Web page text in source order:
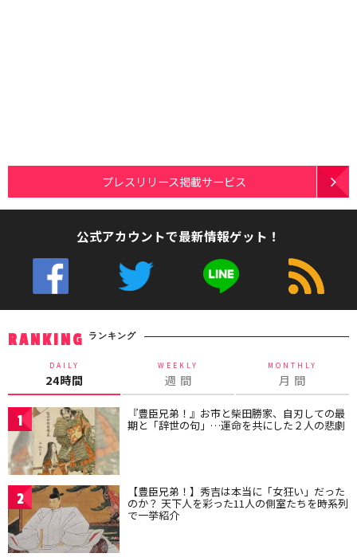
プレスリリース掲載サービス
公式アカウントで最新情報ゲット！
RANKING ランキング
DAILY
24時間
WEEKLY
週 間
MONTHLY
月 間
1 『豊臣兄弟！』お市と柴田勝家、自刃しての最
期と「辞世の句」…運命を共にした２人の悲劇
2 【豊臣兄弟！】秀吉は本当に「女狂い」だった
のか？ 天下人を彩った11人の側室たちを時系列
で一挙紹介